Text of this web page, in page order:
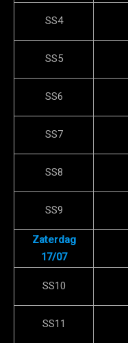
SS4
SS5
SS6
SS7
SS8
SS9
Zaterdag
17/07
SS10
SS11